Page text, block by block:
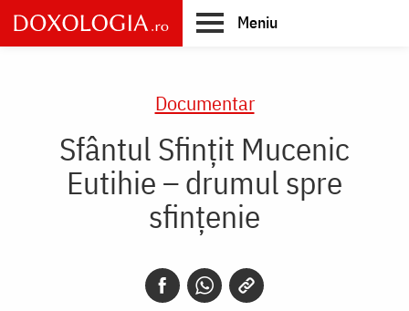
Skip
to
main
Meniu
Documentar
Sfântul Sfințit Mucenic
Eutihie – drumul spre
sfințenie